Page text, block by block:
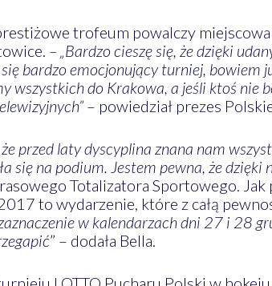
trofeum powalczy miejscowa
– „Bardzo cieszę się, że dzięki
bardzo emocjonujący turniej, bowiem
wszystkich do Krakowa, a jeśli ktoś nie
– powiedział prezes
przed laty dyscyplina znana nam
się na podium. Jestem pewna, że
Totalizatora Sportowego. Jak
to wydarzenie, które z całą
w kalendarzach dni 27 i 28
” – dodała Bella.